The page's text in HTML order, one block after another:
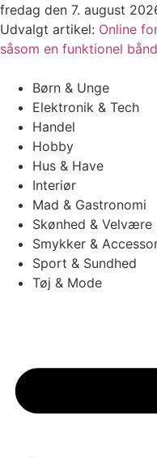
Videre
til
indhold
fredag den 7. august
Udvalgt artikel: Online
såsom en funktionel
Børn & Unge
Elektronik & Tech
Handel
Hobby
Hus & Have
Interiør
Mad & Gastronomi
Skønhed & Velvære
Smykker &
Sport & Sundhed
Tøj & Mode